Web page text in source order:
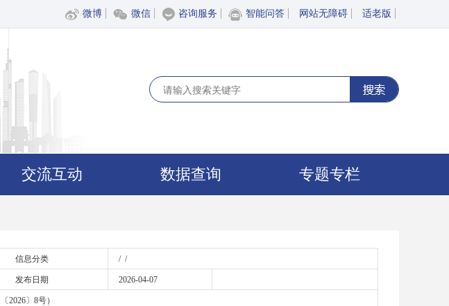
微博 微信 咨询服务 智能问答 网站无障碍 适老版
交流互动 数据查询 专题专栏
信息分类 / /
发布日期 2026-04-07
2026〕8号）